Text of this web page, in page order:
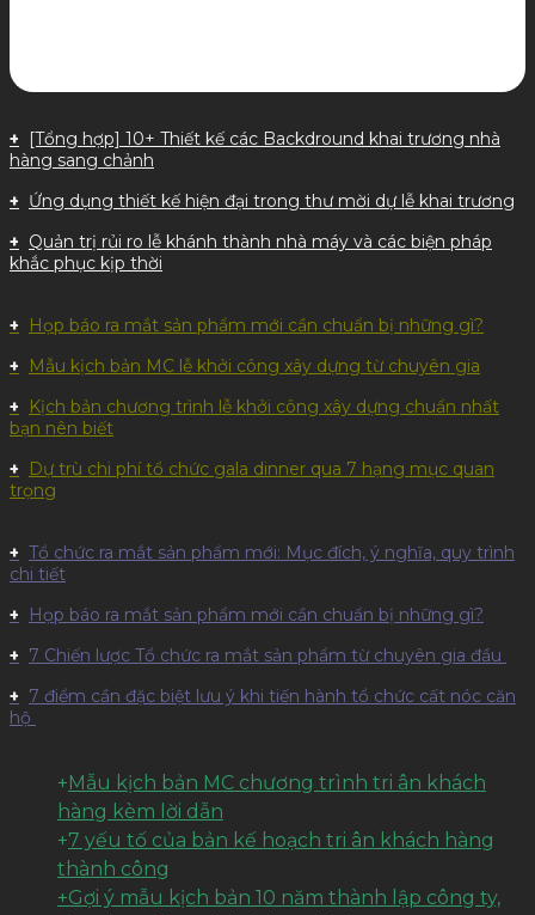
[Tổng hợp] 10+ Thiết kế các Backdround khai trương nhà
hàng sang chảnh
Ứng dụng thiết kế hiện đại trong thư mời dự lễ khai trương
Quản trị rủi ro lễ khánh thành nhà máy và các biện pháp
khắc phục kịp thời
Họp báo ra mắt sản phẩm mới cần chuẩn bị những gì?
Mẫu kịch bản MC lễ khởi công xây dựng từ chuyên gia
Kịch bản chương trình lễ khởi công xây dựng chuẩn nhất
bạn nên biết
Dự trù chi phí tổ chức gala dinner qua 7 hạng mục quan
trọng
Tổ chức ra mắt sản phẩm mới: Mục đích, ý nghĩa, quy trình
chi tiết
Họp báo ra mắt sản phẩm mới cần chuẩn bị những gì?
7 Chiến lược Tổ chức ra mắt sản phẩm từ chuyên gia đầu
7 điểm cần đặc biệt lưu ý khi tiến hành tổ chức cất nóc căn
hộ
+Mẫu kịch bản MC chương trình tri ân khách
hàng kèm lời dẫn
+7 yếu tố của bản kế hoạch tri ân khách hàng
thành công
+Gợi ý mẫu kịch bản 10 năm thành lập công ty,